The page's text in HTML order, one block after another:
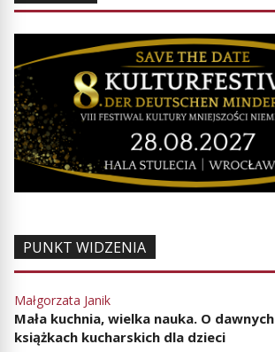
PUNKT WIDZENIA
Małgorzata Janik
Mała kuchnia, wielka nauka. O dawnych
książkach kucharskich dla dzieci